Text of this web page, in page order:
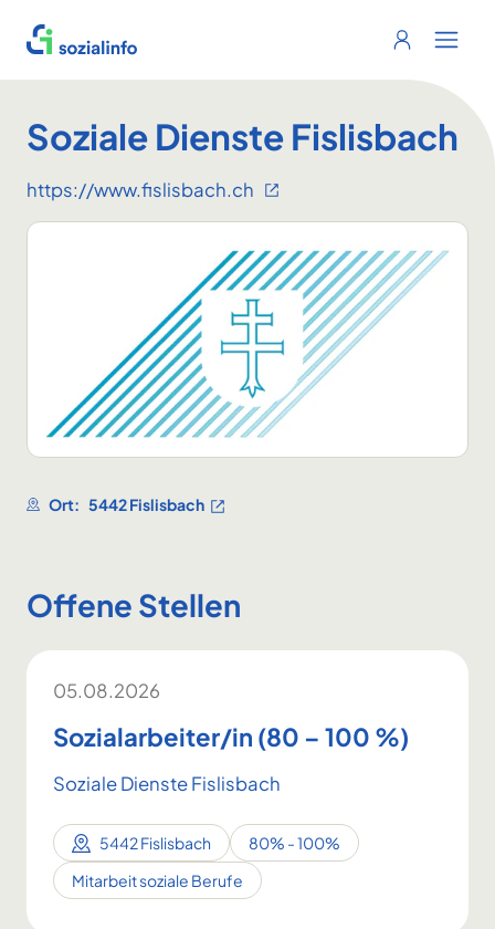
Sozialinfo
Login
Soziale Dienste Fislisbach
https://www.fislisbach.ch
Ort: 5442 Fislisbach
Offene Stellen
05.08.2026
Sozialarbeiter/in (80 – 100 %)
Soziale Dienste Fislisbach
5442 Fislisbach
80% - 100%
Mitarbeit soziale Berufe